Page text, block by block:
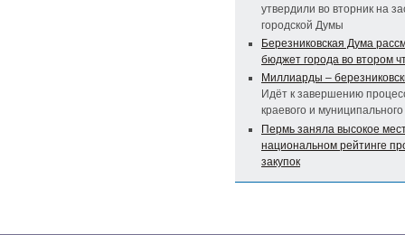
утвердили во вторник на
городской Думы
Березниковская Дума
бюджет города во втором
Миллиарды –
Идёт к завершению
краевого и
Пермь заняла высокое
национальном рейтинге
закупок